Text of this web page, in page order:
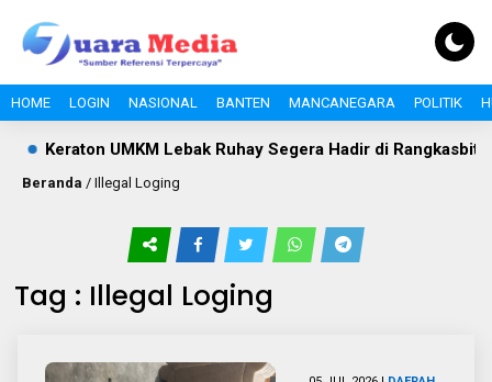
HOME LOGIN NASIONAL BANTEN MANCANEGARA POLITIK
Keraton UMKM Lebak Ruhay Segera Hadir di
Beranda / Illegal Loging
Tag : Illegal Loging